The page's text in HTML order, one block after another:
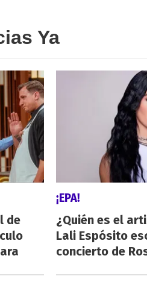
Ya
de
¡EPA!
¿Quién es el
Lali Espósito
concierto de